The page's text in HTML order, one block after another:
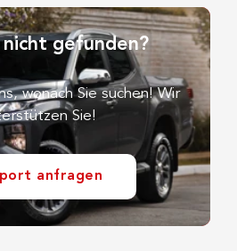
gefunden?
wonach Sie suchen! Wir
Sie!
anfragen